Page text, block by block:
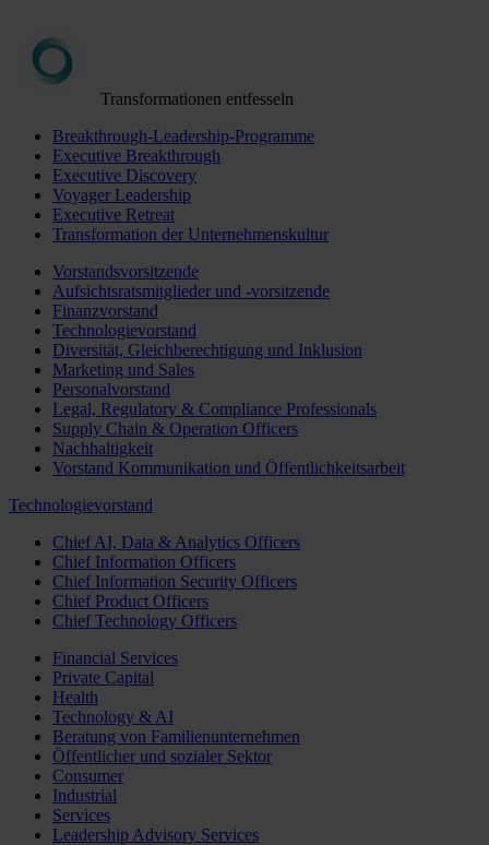
Transformationen entfesseln
Breakthrough-Leadership-Programme
Executive Breakthrough
Executive Discovery
Voyager Leadership
Executive Retreat
Transformation der Unternehmenskultur
Vorstandsvorsitzende
Aufsichtsratsmitglieder und -vorsitzende
Finanzvorstand
Technologievorstand
Diversität, Gleichberechtigung und Inklusion
Marketing und Sales
Personalvorstand
Legal, Regulatory & Compliance Professionals
Supply Chain & Operation Officers
Nachhaltigkeit
Vorstand Kommunikation und Öffentlichkeitsarbeit
Technologievorstand
Chief AI, Data & Analytics Officers
Chief Information Officers
Chief Information Security Officers
Chief Product Officers
Chief Technology Officers
Financial Services
Private Capital
Health
Technology & AI
Beratung von Familienunternehmen
Öffentlicher und sozialer Sektor
Consumer
Industrial
Services
Leadership Advisory Services